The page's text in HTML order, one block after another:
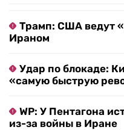
Трамп: США ведут
Ираном
Удар по блокаде:
«самую быструю
WP: У Пентагона
из-за войны в Иране